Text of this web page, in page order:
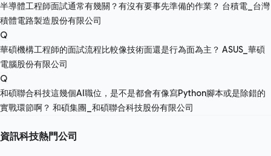
半導體工程師面試通常有幾關？有沒有要事先準備的作業？ 台積電_台灣
積體電路製造股份有限公司
Q
華碩機構工程師的面試流程比較像技術面還是行為面為主？ ASUS_華碩
電腦股份有限公司
Q
和碩聯合科技這幾個AI職位，是不是都會有像寫Python腳本或是除錯的
實戰環節啊？ 和碩集團_和碩聯合科技股份有限公司
資訊科技熱門公司